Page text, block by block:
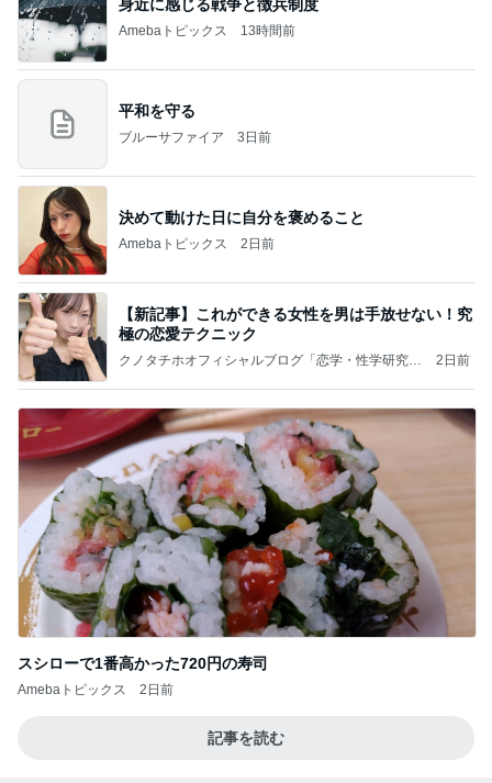
身近に感じる戦争と徴兵制度
Amebaトピックス 13時間前
平和を守る
ブルーサファイア 3日前
決めて動けた日に自分を褒めること
Amebaトピックス 2日前
【新記事】これができる女性を男は手放せない！究
極の恋愛テクニック
クノタチホオフィシャルブログ「恋学・性学研究
2日前
スシローで1番高かった720円の寿司
Amebaトピックス 2日前
記事を読む